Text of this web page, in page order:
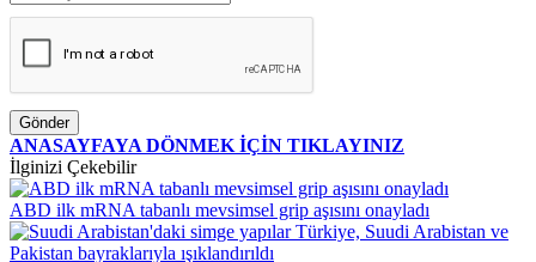
Gönder
ANASAYFAYA DÖNMEK İÇİN TIKLAYINIZ
İlginizi Çekebilir
ABD ilk mRNA tabanlı mevsimsel grip aşısını onayladı